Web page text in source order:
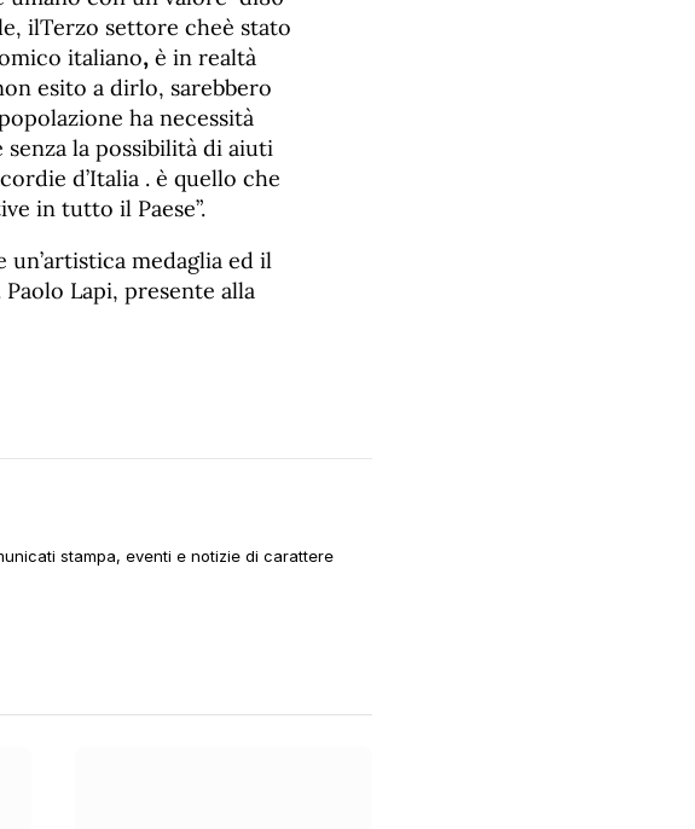
ilTerzo settore cheè stato
italiano, è in realtà
esito a dirlo, sarebbero
ha necessità
la possibilità di aiuti
d’Italia . è quello che
in tutto il Paese”.
medaglia ed il
Lapi, presente alla
stampa, eventi e notizie di carattere